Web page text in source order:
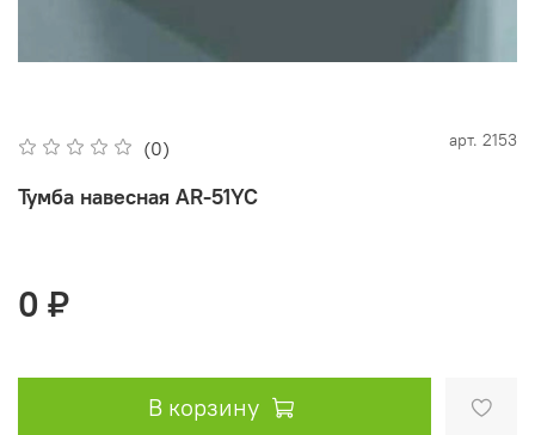
(0) арт. 2153
Тумба навесная AR-51YC
0 ₽
В корзину